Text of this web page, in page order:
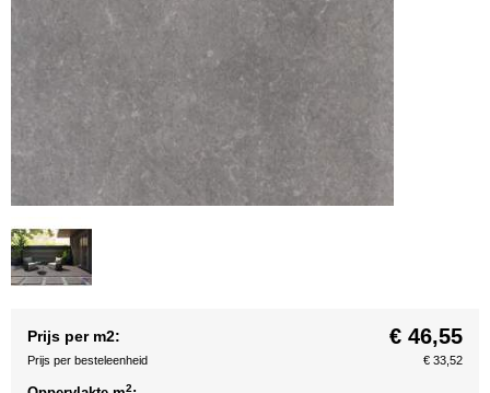
Prijs per m2: € 46,55
Prijs per besteleenheid € 33,52
2